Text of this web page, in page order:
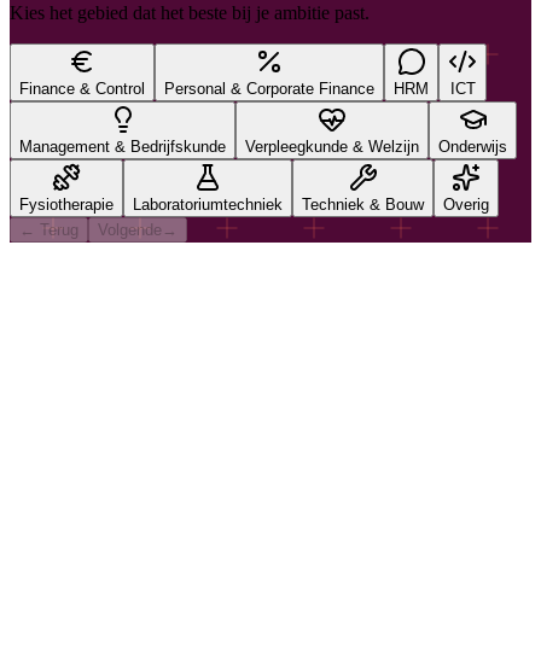
Kies het gebied dat het beste bij je ambitie past.
Finance & Control Personal & Corporate Finance HRM ICT
Management & Bedrijfskunde Verpleegkunde & Welzijn Onderwijs
Fysiotherapie Laboratoriumtechniek Techniek & Bouw
Overig
← Terug
Volgende →